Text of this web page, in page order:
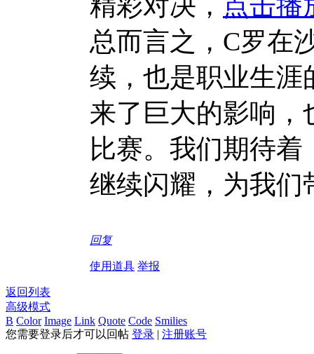
总而言之，C罗在
续，也是职业生涯
来了巨大的影响，
比赛。我们期待
继续闪耀，为我们
回复
使用道具 举报
返回列表
高级模式
B Color Image Link Quote Code Smilies
您需要登录后才可以回帖 登录 | 注册账号